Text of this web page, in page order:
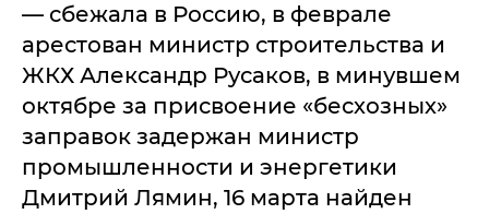
— сбежала в Россию, в феврале
арестован министр строительства и
ЖКХ Александр Русаков, в минувшем
октябре за присвоение «бесхозных»
заправок задержан министр
промышленности и энергетики
Дмитрий Лямин, 16 марта найден